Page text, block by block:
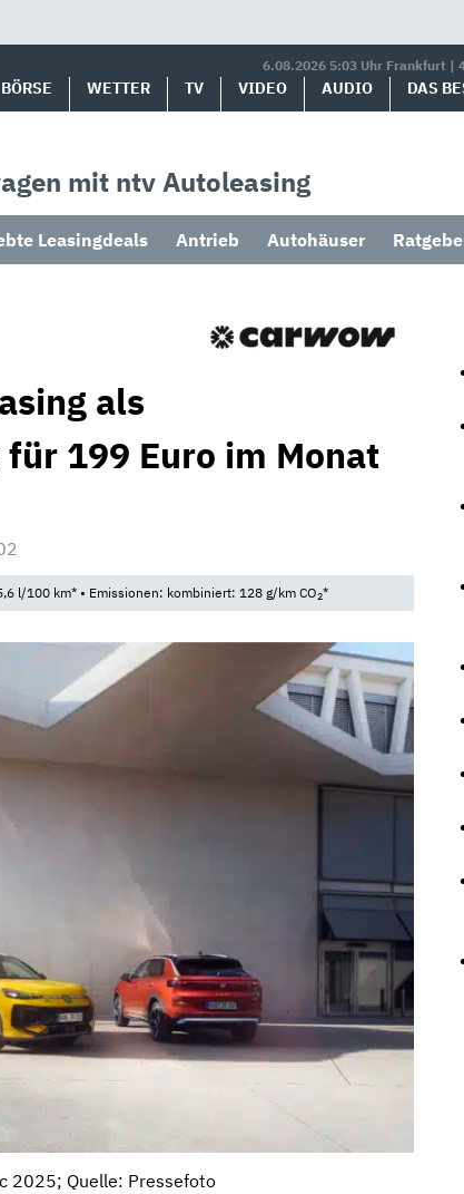
6.08.2026 5:03 Uhr Frankfurt |
BÖRSE WETTER TV VIDEO AUDIO DAS
mit ntv Autoleasing
Leasingdeals Antrieb Autohäuser
als
199 Euro im Monat
l/100 km* • Emissionen: kombiniert: 128 g/km CO2*
2025; Quelle: Pressefoto